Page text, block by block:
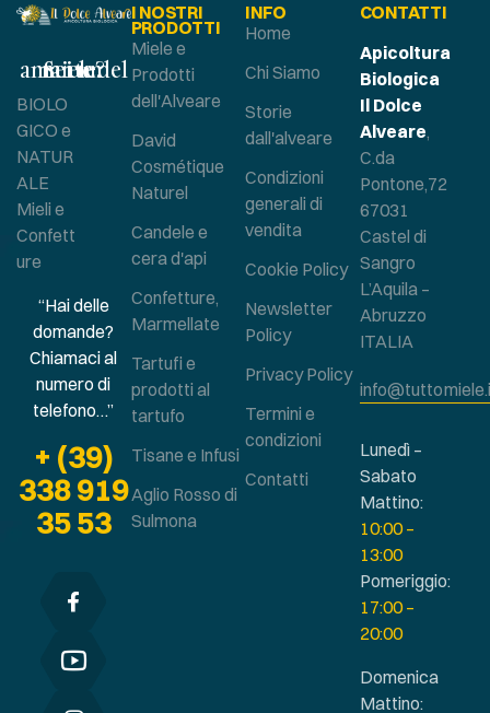
I NOSTRI
PRODOTTI
Miele e
Prodotti
dell'Alveare
David
Cosmétique
Naturel
Candele e
cera d'api
Confetture,
Marmellate
Tartufi e
prodotti al
tartufo
Tisane e Infusi
Aglio Rosso di
Sulmona
INFO
Home
Chi Siamo
Storie
dall'alveare
Condizioni
generali di
vendita
Cookie Policy
Newsletter
Policy
Privacy Policy
Termini e
condizioni
Contatti
Sei un amante del miele?
BIOLO
GICO e
NATUR
ALE
Mieli e
Confett
ure
“Hai delle
domande?
Chiamaci al
numero di
telefono…”
+ (39)
338 919
35 53
CONTATTI
Apicoltura
Biologica
Il Dolce
Alveare,
C.da
Pontone,72
67031
Castel di
Sangro
L’Aquila –
Abruzzo
ITALIA
Lunedì –
Sabato
Mattino:
10:00 –
13:00
Pomeriggio:
17:00 –
20:00
Domenica
Mattino: